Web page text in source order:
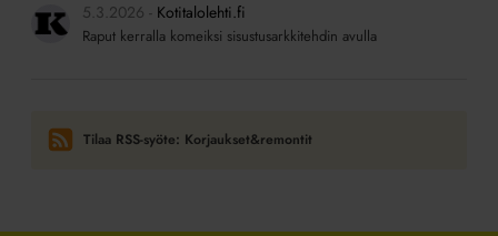
5.3.2026 Kotitalolehti.fi
Raput kerralla komeiksi sisustusarkkitehdin avulla
Tilaa RSS-syöte: Korjaukset&remontit